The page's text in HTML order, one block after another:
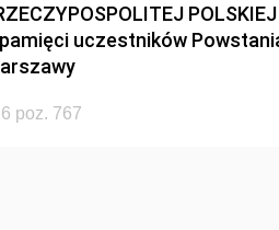
uczestników
poz. 767